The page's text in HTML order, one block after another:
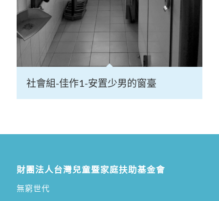
社會組-佳作1-安置少男的窗臺
財團法人台灣兒童暨家庭扶助基金會
無窮世代